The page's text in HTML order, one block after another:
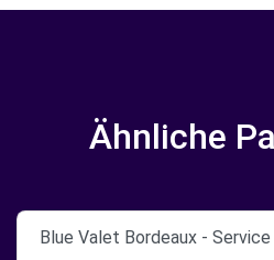
Ähnliche
Blue Valet Bordeaux -